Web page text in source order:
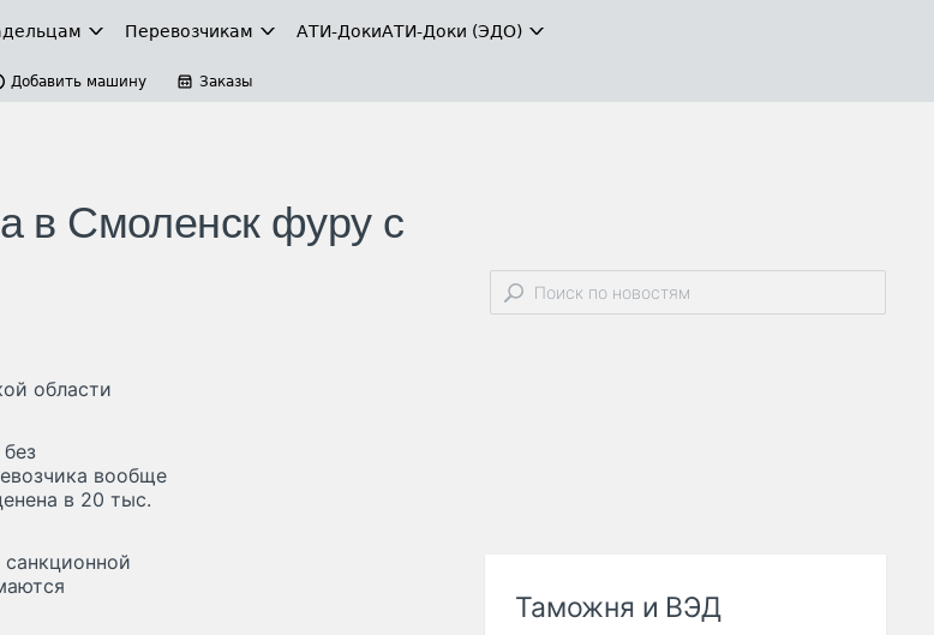
Перевозчикам АТИ-ДокиАТИ-Доки (ЭДО)
Добавить машину Заказы
в Смоленск фуру с
области
вообще
в 20 тыс.
санкционной
Таможня и ВЭД